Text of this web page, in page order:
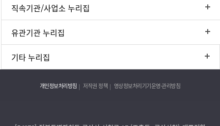
직속기관/사업소 누리집
유관기관 누리집
기타 누리집
개인정보처리방침 저작권 정책 영상정보처리기기운영·관리방침